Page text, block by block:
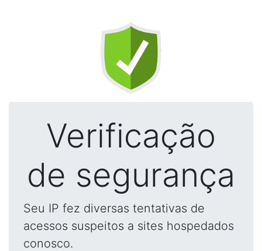
Verificação
de segurança
Seu IP fez diversas tentativas de
acessos suspeitos a sites hospedados
conosco.